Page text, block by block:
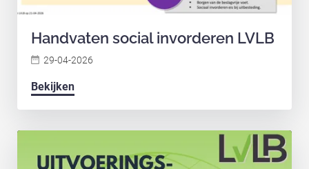
Handvaten social invorderen LVLB
29-04-2026
Bekijken